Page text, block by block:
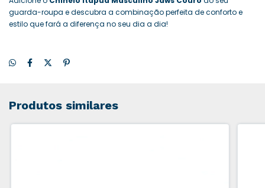
guarda-roupa e descubra a combinação perfeita de conforto e
estilo que fará a diferença no seu dia a dia!
Produtos similares